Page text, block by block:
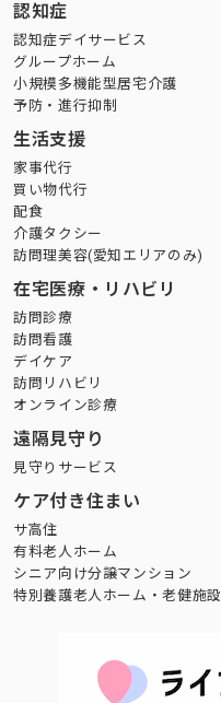
認知症
認知症デイサービス
グループホーム
小規模多機能型居宅介護
予防・進行抑制
生活支援
家事代行
買い物代行
配食
介護タクシー
訪問理美容(愛知エリアのみ)
在宅医療・リハビリ
訪問診療
訪問看護
デイケア
訪問リハビリ
オンライン診療
遠隔見守り
見守りサービス
ケア付き住まい
サ高住
有料老人ホーム
シニア向け分譲マンション
特別養護老人ホーム・老健施設